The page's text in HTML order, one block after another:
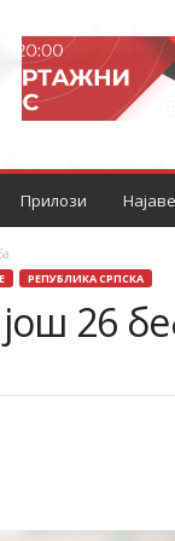
Прилози
РЕПУБЛИКА СРПСКА
26